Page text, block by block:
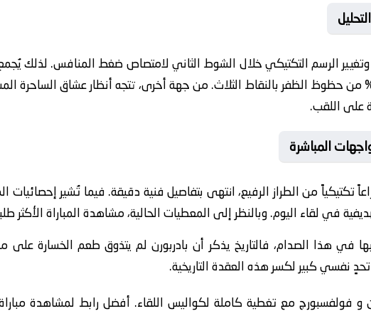
الرسم التكتيكي خلال الشوط الثاني لامتصاص ضغط المنافس. لذلك
سيسجل أولاً سيمتلك نسبة 70% من حظوظ الظفر بالنقاط الثلاث. من جهة أخرى، تتجه أنظار عشاق
على اللقب.
المباشرة
تكتيكياً من الطراز الرفيع، انتهى بتفاصيل فنية دقيقة. فيما تُشير
في لقاء اليوم. وبالنظر إلى المعطيات الحالية، مشاهدة المباراة الأكثر
في هذا الصدام، فالتاريخ يذكر أن بادربورن لم يتذوق طعم الخسارة على
نفسي كبير لكسر هذه العقدة التاريخية.